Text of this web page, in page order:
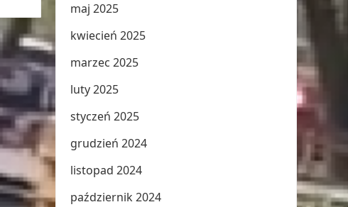
maj 2025
kwiecień 2025
marzec 2025
luty 2025
styczeń 2025
grudzień 2024
listopad 2024
październik 2024